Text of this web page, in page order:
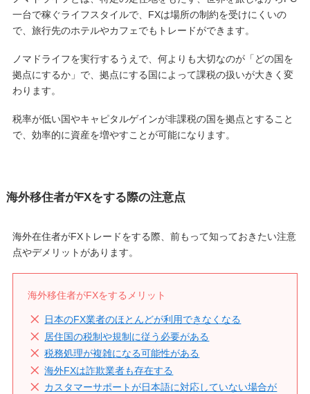
一台で稼ぐライフスタイルで、FXは場所の制約を受けにくいの
で、旅行先のホテルやカフェでもトレードができます。
ノマドライフを実行するうえで、何よりも大切なのが「どの国を
拠点にするか」で、拠点にする国によって課税の扱いが大きく変
わります。
税率が低い国やキャピタルゲインが非課税の国を拠点とすること
で、効率的に資産を増やすことが可能になります。
海外移住者がFXをする際の注意点
海外在住者がFXトレードをする際、前もって知っておきたい注意
点やデメリットがあります。
海外移住者がFXをするメリット
日本のFX業者のほとんどが利用できなくなる
居住国の税制や規制に従う必要がある
税務処理が複雑になる可能性がある
海外FXは詐欺業者も存在する
カスタマーサポートが日本語に対応していない場合が